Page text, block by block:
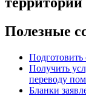
Полезные
Получить
переводу
Бланки